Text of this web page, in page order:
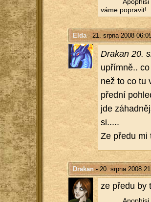
vá­me po­pra­vit!
Elda- 21. srpna 2008
Drakan 20.
upřím­ně..
než to co tu
před­ní
jde
si.....
Ze předu mi
Drakan - 20. srpna 2008
ze předu by